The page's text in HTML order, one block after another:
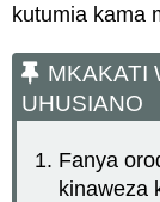
kutumia kama
MKAKATI
UHUSIANO
Fanya
kinaweza